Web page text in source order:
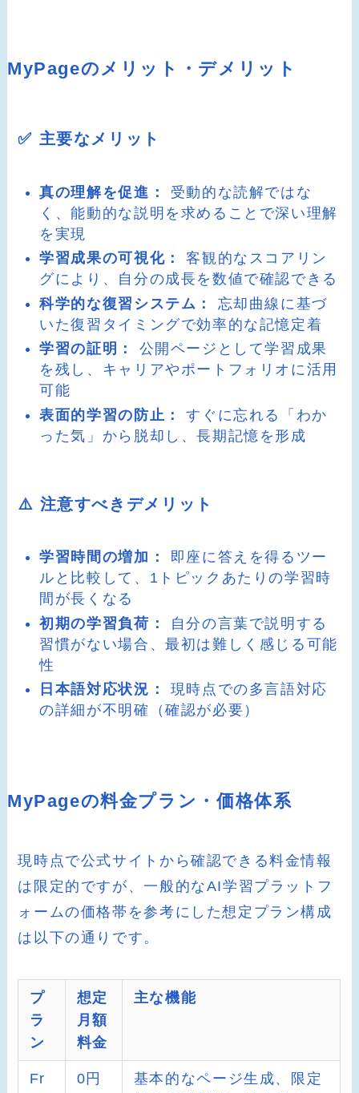
MyPageのメリット・デメリット
✅ 主要なメリット
真の理解を促進：
受動的な読解ではな
く、能動的な説明を求めることで深い理解
を実現
学習成果の可視化：
客観的なスコアリン
グにより、自分の成長を数値で確認できる
科学的な復習システム：
忘却曲線に基づ
いた復習タイミングで効率的な記憶定着
学習の証明：
公開ページとして学習成果
を残し、キャリアやポートフォリオに活用
可能
表面的学習の防止：
すぐに忘れる「わか
った気」から脱却し、長期記憶を形成
⚠️ 注意すべきデメリット
学習時間の増加：
即座に答えを得るツー
ルと比較して、1トピックあたりの学習時
間が長くなる
初期の学習負荷：
自分の言葉で説明する
習慣がない場合、最初は難しく感じる可能
性
日本語対応状況：
現時点での多言語対応
の詳細が不明確（確認が必要）
MyPageの料金プラン・価格体系
現時点で公式サイトから確認できる料金情報
は限定的ですが、一般的なAI学習プラットフ
ォームの価格帯を参考にした想定プラン構成
は以下の通りです。
プ
ラ
ン
想定
月額
料金
主な機能
Fr
0円
基本的なページ生成、限定